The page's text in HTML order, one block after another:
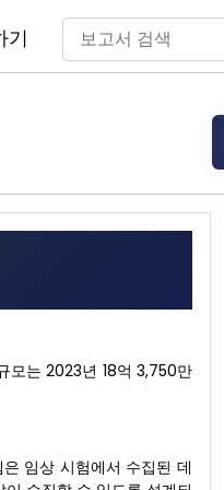
기
모는 2023년 18억 3,750만
임상 시험에서 수집된 데